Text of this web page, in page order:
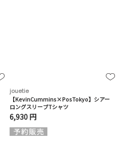
jouetie
【KevinCummins×PosTokyo】シアー
ロングスリーブTシャツ
6,930 円